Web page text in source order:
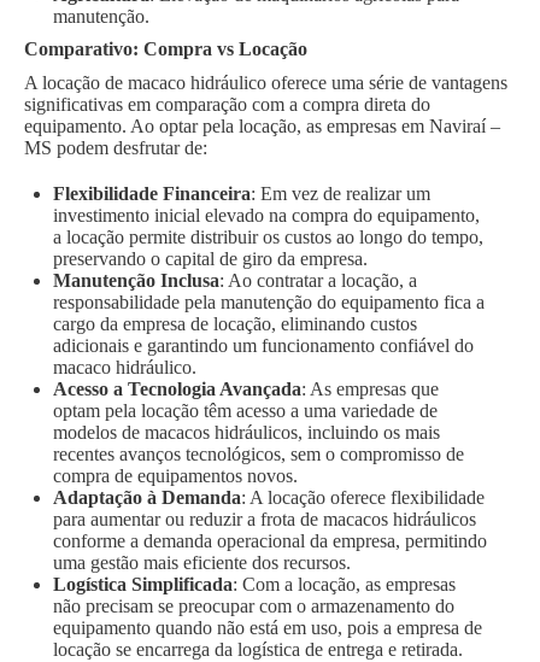
manutenção.
Comparativo: Compra vs Locação
A locação de macaco hidráulico oferece uma série de vantagens
significativas em comparação com a compra direta do
equipamento. Ao optar pela locação, as empresas em Naviraí –
MS podem desfrutar de:
Flexibilidade Financeira: Em vez de realizar um
investimento inicial elevado na compra do equipamento,
a locação permite distribuir os custos ao longo do tempo,
preservando o capital de giro da empresa.
Manutenção Inclusa: Ao contratar a locação, a
responsabilidade pela manutenção do equipamento fica a
cargo da empresa de locação, eliminando custos
adicionais e garantindo um funcionamento confiável do
macaco hidráulico.
Acesso a Tecnologia Avançada: As empresas que
optam pela locação têm acesso a uma variedade de
modelos de macacos hidráulicos, incluindo os mais
recentes avanços tecnológicos, sem o compromisso de
compra de equipamentos novos.
Adaptação à Demanda: A locação oferece flexibilidade
para aumentar ou reduzir a frota de macacos hidráulicos
conforme a demanda operacional da empresa, permitindo
uma gestão mais eficiente dos recursos.
Logística Simplificada: Com a locação, as empresas
não precisam se preocupar com o armazenamento do
equipamento quando não está em uso, pois a empresa de
locação se encarrega da logística de entrega e retirada.